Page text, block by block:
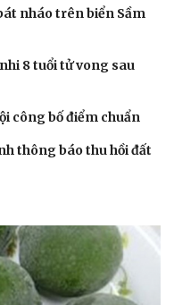
nháo trên biển Sầm
8 tuổi tử vong sau
công bố điểm chuẩn
thông báo thu hồi đất